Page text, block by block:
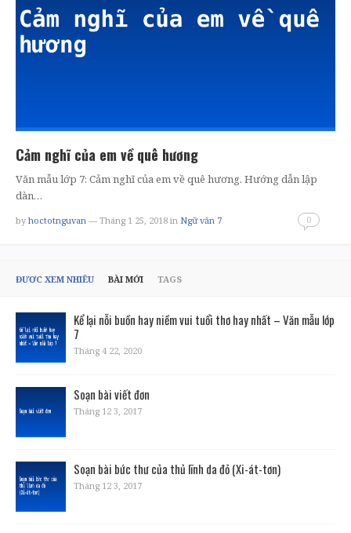
Cảm nghĩ của em về quê hương
Văn mẫu lớp 7: Cảm nghĩ của em về quê hương. Hướng dẫn lập
dàn…
by hoctotnguvan — Tháng 1 25, 2018 in Ngữ văn 7 0
ĐƯỢC XEM NHIỀU BÀI MỚI TAGS
Kể lại nỗi buồn hay niềm vui tuổi thơ hay nhất – Văn mẫu lớp
7
Tháng 4 22, 2020
Soạn bài viết đơn
Tháng 12 3, 2017
Soạn bài bức thư của thủ lĩnh da đỏ (Xi-át-tơn)
Tháng 12 3, 2017